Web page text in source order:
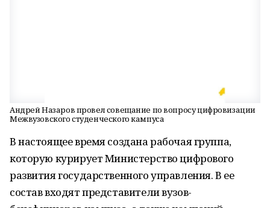
Андрей Назаров провел совещание по вопросу цифровизации
Межвузовского студенческого кампуса
В настоящее время создана рабочая группа,
которую курирует Министерство цифрового
развития государственного управления. В ее
состав входят представители вузов-